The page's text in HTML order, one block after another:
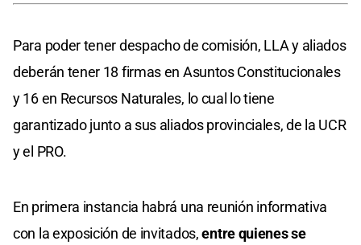
Para poder tener despacho de comisión, LLA y aliados
deberán tener 18 firmas en Asuntos Constitucionales
y 16 en Recursos Naturales, lo cual lo tiene
garantizado junto a sus aliados provinciales, de la UCR
y el PRO.
En primera instancia habrá una reunión informativa
con la exposición de invitados,entre quienes se